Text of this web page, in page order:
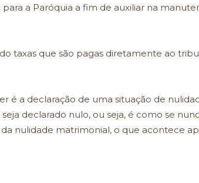
a Paróquia a fim de auxiliar na
taxas que são pagas diretamente ao
é a declaração de uma situação de
declarado nulo, ou seja, é como se
nulidade matrimonial, o que acontece